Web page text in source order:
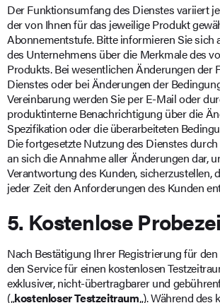
Der Funktionsumfang des Dienstes variiert
der von Ihnen für das jeweilige Produkt
Abonnementstufe. Bitte informieren Sie sich
des Unternehmens über die Merkmale des
Produkts. Bei wesentlichen Änderungen der
Dienstes oder bei Änderungen der
Vereinbarung werden Sie per E-Mail oder
produktinterne Benachrichtigung über die
Spezifikation oder die überarbeiteten
Die fortgesetzte Nutzung des Dienstes
an sich die Annahme aller Änderungen dar,
Verantwortung des Kunden, sicherzustellen,
jeder Zeit den Anforderungen des Kunden
5. Kostenlose
Nach Bestätigung Ihrer Registrierung für
den Service für einen kostenlosen
exklusiver, nicht-übertragbarer und
(„kostenloser Testzeitraum„). Während des